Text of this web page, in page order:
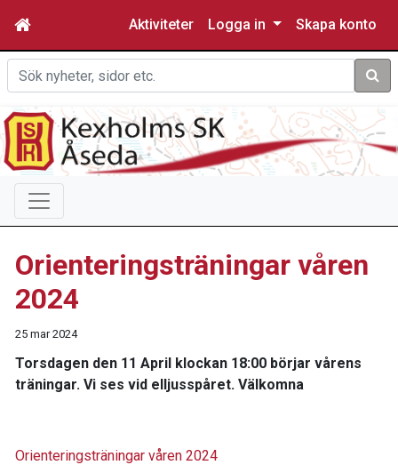
Aktiviteter Logga in Skapa konto
Sök
Orienteringsträningar våren
2024
25 mar 2024
Torsdagen den 11 April klockan 18:00 börjar vårens
träningar. Vi ses vid elljusspåret. Välkomna
Orienteringsträningar våren 2024